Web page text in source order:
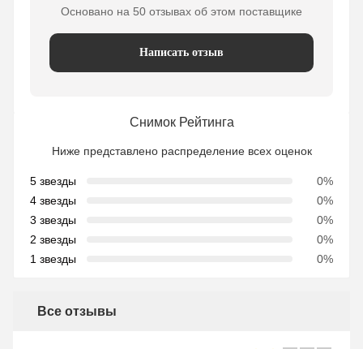
Основано на 50 отзывах об этом поставщике
Написать отзыв
Снимок Рейтинга
Ниже представлено распределение всех оценок
5 звезды
0%
4 звезды
0%
3 звезды
0%
2 звезды
0%
1 звезды
0%
Все отзывы